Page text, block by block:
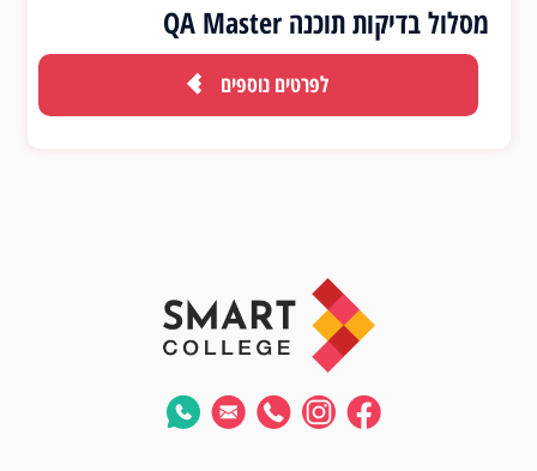
מסלול בדיקות תוכנה QA Master
לפרטים נוספים